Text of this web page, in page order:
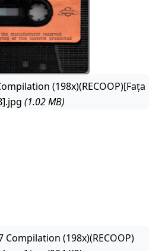
(198x)(RECOOP)[Fața
(1.02 MB)
Compilation (198x)(RECOOP)